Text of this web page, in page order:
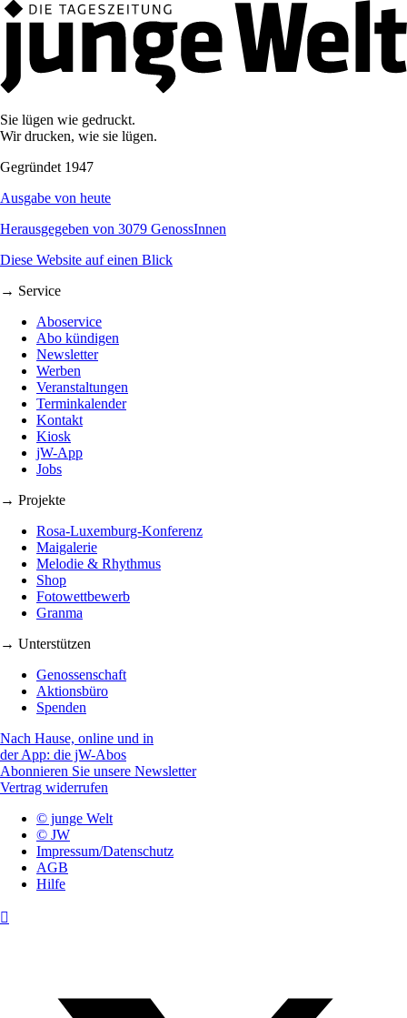
Sie lügen wie gedruckt.
Wir drucken, wie sie lügen.
Gegründet 1947
Ausgabe von heute
Herausgegeben von 3079 GenossInnen
Diese Website auf einen Blick
→ Service
Aboservice
Abo kündigen
Newsletter
Werben
Veranstaltungen
Terminkalender
Kontakt
Kiosk
jW-App
Jobs
→ Projekte
Rosa-Luxemburg-Konferenz
Maigalerie
Melodie & Rhythmus
Shop
Fotowettbewerb
Granma
→ Unterstützen
Genossenschaft
Aktionsbüro
Spenden
Nach Hause, online und in
der App: die jW-Abos
Abonnieren Sie unsere Newsletter
Vertrag widerrufen
© junge Welt
© JW
Impressum/Datenschutz
AGB
Hilfe